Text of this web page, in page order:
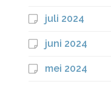
juli 2024
juni 2024
mei 2024